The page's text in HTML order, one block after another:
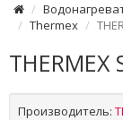
Thermex
THERMEX
Производитель: